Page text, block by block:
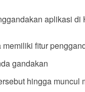
aplikasi di
fitur
gandakan
hingga muncul